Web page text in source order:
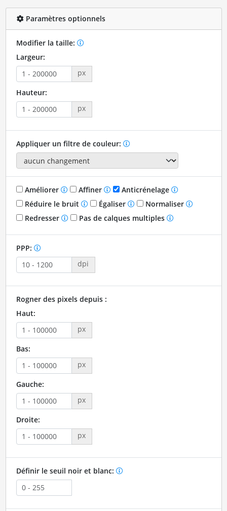
Paramètres optionnels
Modifier la taille:
Largeur:
px
Hauteur:
px
Appliquer un filtre de couleur:
Améliorer Affiner
Anticrénelage
Réduire le bruit
Égaliser
Normaliser
Redresser
Pas de calques multiples
PPP:
dpi
Rogner des pixels depuis :
Haut:
px
Bas:
px
Gauche:
px
Droite:
px
Définir le seuil noir et blanc: